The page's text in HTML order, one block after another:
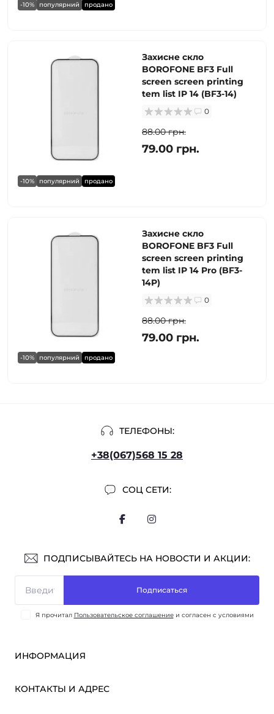
-10% популярний продано
-10% популярний продано
Захисне скло
BOROFONE BF3 Full
screen screen printing
tem list IP 14 (BF3-14)
0
88.00 грн.
79.00 грн.
-10% популярний продано
Захисне скло
BOROFONE BF3 Full
screen screen printing
tem list IP 14 Pro (BF3-
14P)
0
88.00 грн.
79.00 грн.
ТЕЛЕФОНЫ:
+38(067)568 15 28
СОЦ СЕТИ:
ПОДПИСЫВАЙТЕСЬ НА НОВОСТИ И АКЦИИ:
Подписаться
Я прочитал Пользовательское соглашениеи согласен с условиями
ИНФОРМАЦИЯ
ОПТ
КОНТАКТЫ И АДРЕС